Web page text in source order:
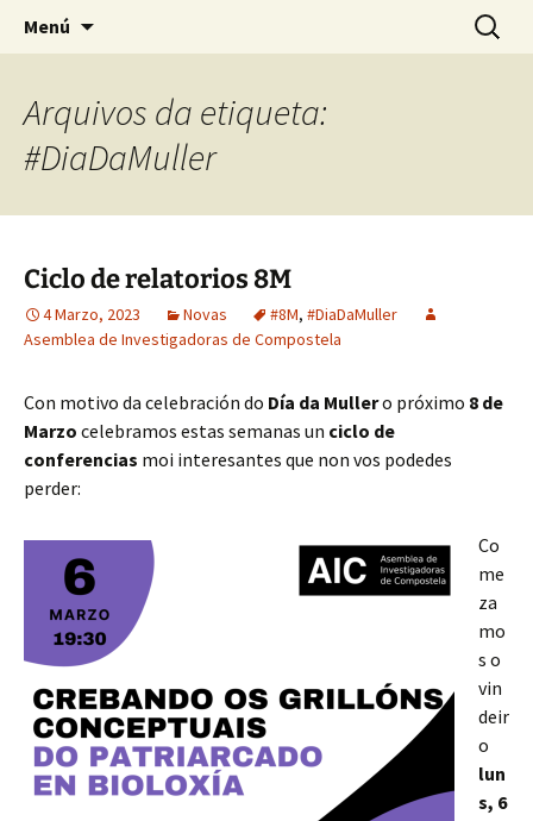
Asemblea de Investigadoras
de Compostela
Menú Buscar:
Arquivos da etiqueta:
#DiaDaMuller
Ciclo de relatorios 8M
4 Marzo, 2023 Novas #8M, #DiaDaMuller
Asemblea de Investigadoras de Compostela
Con motivo da celebración do Día da Mullero próximo 8 de
Marzo celebramos estas semanas un ciclo de
conferencias moi interesantes que non vos podedes
perder:
Co
me
za
mo
s o
vin
deir
o
lun
s, 6